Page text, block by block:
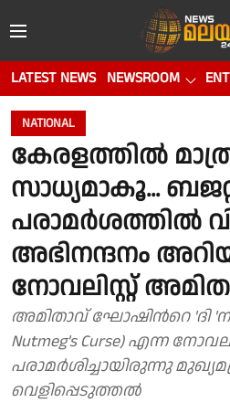
LATEST NEWS NEWSROOM
NATIONAL
കേരളത്തില്‍
സാധ്യമാകൂ...
പരാമര്‍ശത്തിൽ
അഭിനന്ദനം
നോവലിസ്റ്റ്
അമിതാവ് ഘോഷിന്‍റെ 'ദി
Nutmeg's Curse) എന്ന
പരാമർശിച്ചായിരുന്നു മുഖ്യമന്ത്രിയുടെ
വെളിപ്പെടുത്തൽ